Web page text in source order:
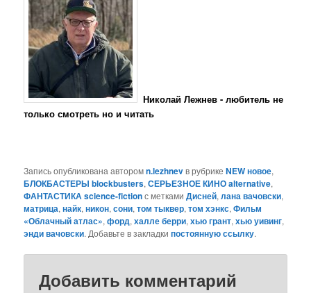
Николай Лежнев - любитель не
только смотреть но и читать
Запись опубликована авторомn.lezhnevв рубрикеNEW новое,
БЛОКБАСТЕРЫ blockbusters,СЕРЬЕЗНОЕ КИНО alternative,
ФАНТАСТИКА science-fictionс меткамиДисней,лана вачовски,
матрица,найк,никон,сони,том тыквер,том хэнкс,Фильм
«Облачный атлас»,форд,халле берри,хью грант,хью уивинг,
энди вачовски. Добавьте в закладкипостоянную ссылку.
Добавить комментарий